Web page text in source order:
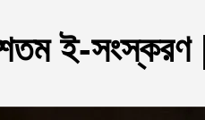
ই-